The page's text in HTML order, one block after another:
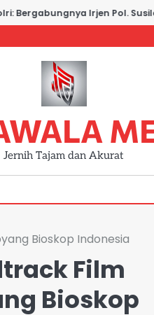
Irjen Pol. Susilo
Jernih Tajam dan Akurat
Bioskop Indonesia
Film
Bioskop